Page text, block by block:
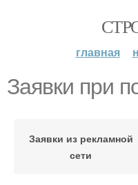
главная
Заявки при
Заявки из рекламной
сети